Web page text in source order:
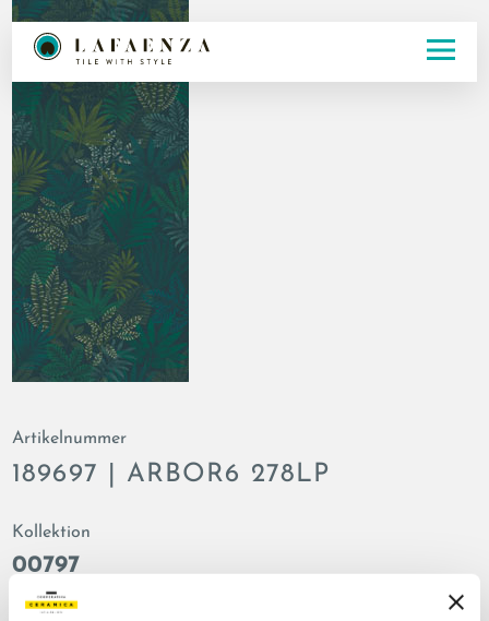
Artikelnummer
189697 | ARBOR6 278LP
Kollektion
00797
Farbe: